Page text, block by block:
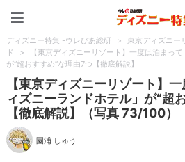
ディズニー特集 -ウレぴあ総研 > 東京ディズニー
ド
>
【東京ディズニーリゾート】一度は泊まっ
が“超おすすめ”な理由7つ【徹底解説】
【東京ディズニーリゾート】
ィズニーランドホテル」が“超
【徹底解説】（写真 73/100）
園浦 しゅう